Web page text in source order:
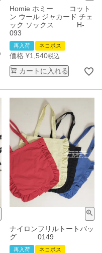
Homie ホミー コット
ン ウール ジャカード チェ
ック ソックス H-
093
再入荷 ネコポス
価格 ¥1,540税込
カートに入れる
ナイロンフリルトートバッ
グ 0149
再入荷 ネコポス